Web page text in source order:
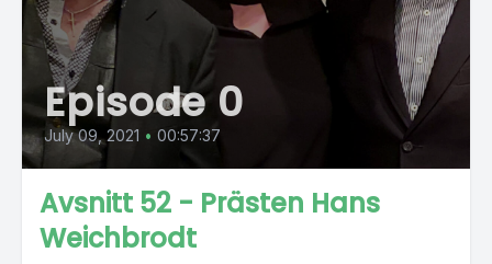
Episode 0
July 09, 2021 • 00:57:37
Avsnitt 52 - Prästen Hans
Weichbrodt